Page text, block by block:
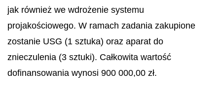
jak również we wdrożenie systemu
projakościowego. W ramach zadania zakupione
zostanie USG (1 sztuka) oraz aparat do
znieczulenia (3 sztuki). Całkowita wartość
dofinansowania wynosi 900 000,00 zł.